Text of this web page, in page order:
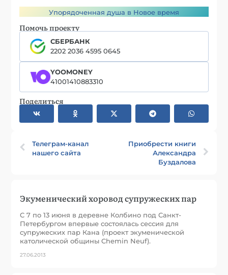
Упорядоченная душа в Новое время
Помочь проекту
СБЕРБАНК
2202 2036 4595 0645
YOOMONEY
41001410883310
Поделиться
Телеграм-канал
нашего сайта
Приобрести книги
Александра
Буздалова
Экуменический хоровод супружеских пар
С 7 по 13 июня в деревне Колбино под Санкт-
Петербургом впервые состоялась сессия для
супружеских пар Кана (проект экуменической
католической общины Chemin Neuf).
27.06.2013